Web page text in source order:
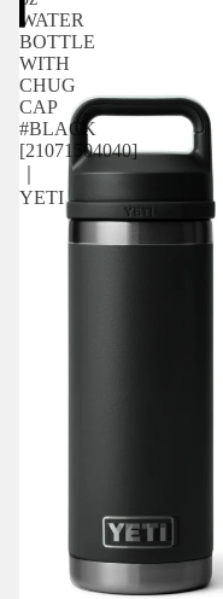
WATER
BOTTLE
WITH
CHUG
CAP
#BLACK
[21071504040]
YETI